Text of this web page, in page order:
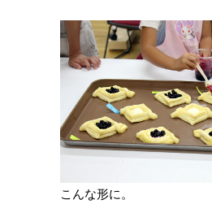
こんな形に。